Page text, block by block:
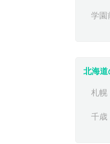
学園
北海
札幌
千歳